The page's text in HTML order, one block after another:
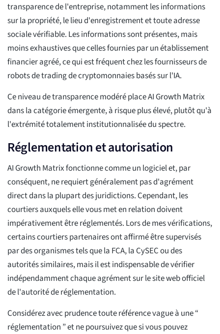
transparence de l'entreprise, notamment les informations
sur la propriété, le lieu d'enregistrement et toute adresse
sociale vérifiable. Les informations sont présentes, mais
moins exhaustives que celles fournies par un établissement
financier agréé, ce qui est fréquent chez les fournisseurs de
robots de trading de cryptomonnaies basés sur l'IA.
Ce niveau de transparence modéré place AI Growth Matrix
dans la catégorie émergente, à risque plus élevé, plutôt qu'à
l'extrémité totalement institutionnalisée du spectre.
Réglementation et autorisation
AI Growth Matrix fonctionne comme un logiciel et, par
conséquent, ne requiert généralement pas d'agrément
direct dans la plupart des juridictions. Cependant, les
courtiers auxquels elle vous met en relation doivent
impérativement être réglementés. Lors de mes vérifications,
certains courtiers partenaires ont affirmé être supervisés
par des organismes tels que la FCA, la CySEC ou des
autorités similaires, mais il est indispensable de vérifier
indépendamment chaque agrément sur le site web officiel
de l'autorité de réglementation.
Considérez avec prudence toute référence vague à une “
réglementation ” et ne poursuivez que si vous pouvez